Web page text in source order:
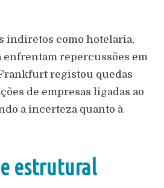
indiretos como hotelaria,
repercussões em
registou quedas
de empresas ligadas ao
a incerteza quanto à
estrutural